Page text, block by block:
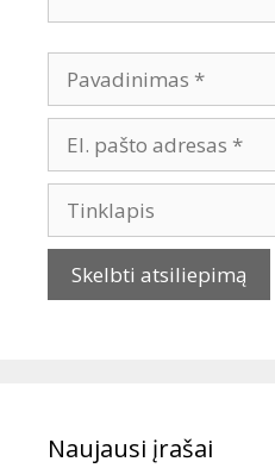
Naujausi įrašai